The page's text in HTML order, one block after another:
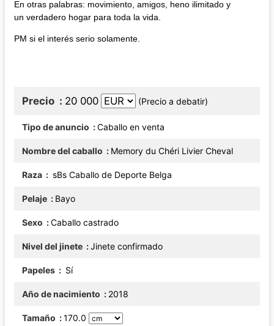
En otras palabras: movimiento, amigos, heno ilimitado y
un verdadero hogar para toda la vida.
PM si el interés serio solamente.
Precio 20 000 (Precio a debatir)
Tipo de anuncio Caballo en venta
Nombre del caballo Memory du Chéri Livier Cheval
Raza sBs Caballo de Deporte Belga
Pelaje Bayo
Sexo Caballo castrado
Nivel del jinete Jinete confirmado
Papeles Sí
Año de nacimiento 2018
Tamaño 170.0